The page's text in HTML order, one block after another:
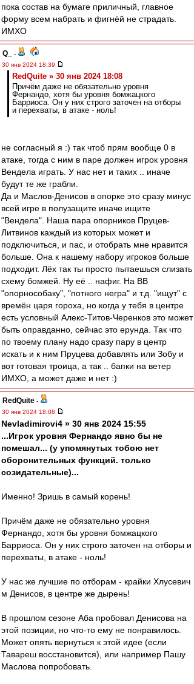
пока состав на бумаге приличный, главное
форму всем набрать и фигнёй не страдать.
ИМХО
Q_
-
30 янв 2024 18:39
RedQuite » 30 янв 2024 18:08
Причём даже не обязательно уровня
Фернандо, хотя бы уровня бомжацкого
Барриоса. Он у них строго заточен на отборы
и перехваты, в атаке - ноль!
не согласный я :) так чтоб прям вообще 0 в
атаке, тогда с ним в паре должен игрок уровня
Вендела играть. У нас нет и таких .. иначе
будут те же грабли.
Да и Маслов-Денисов в опорке это сразу минус
всей игре в полузащите иначе ищите
"Вендела". Наша пара опорников Пруцев-
Литвинов каждый из которых может и
подключиться, и пас, и отобрать мне нравится
больше. Она к нашему набору игроков больше
подходит. Лёх так ты просто пытаешься слизать
схему бомжей. Ну её .. нафиг. На ВВ
"опорнособаку", "потного негра" и т.д. "ищут" с
времён царя гороха, но когда у тебя в центре
есть условный Алекс-Титов-Черенков это может
быть оправданно, сейчас это ерунда. Так что
по твоему плану надо сразу пару в центр
искать и к ним Пруцева добавлять или Зобу и
вот готовая троица, а так .. бапки на ветер
ИМХО, а может даже и нет :)
RedQuite -
30 янв 2024 18:08
Nevladimirovi4 » 30 янв 2024 15:55
...Игрок уровня Фернандо явно бы не
помешал... (у упомянутых тобою нет
оборонительных функций. только
созидательные)...
Именно! Зришь в самый корень!
Причём даже не обязательно уровня
Фернандо, хотя бы уровня бомжацкого
Барриоса. Он у них строго заточен на отборы и
перехваты, в атаке - ноль!
У нас же лучшие по отборам - крайки Хлусевич
м Денисов, в центре же дырень!
В прошлом сезоне Аба пробовал Денисова на
этой позиции, но что-то ему не понравилось.
Может опять вернуться к этой идее (если
Тавареш восстановится), или например Пашу
Маслова попробовать.